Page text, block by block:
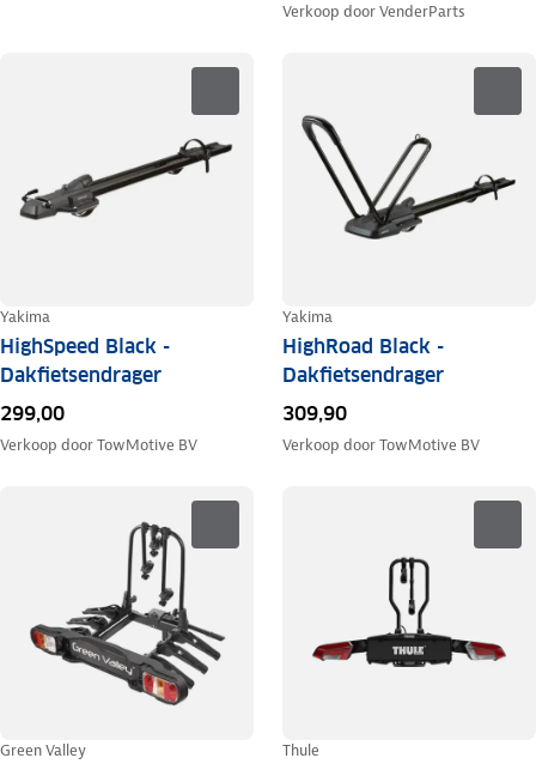
Verkoop doorVenderParts
Yakima
HighSpeed Black -
Dakfietsendrager
299,00
Verkoop doorTowMotive BV
Yakima
HighRoad Black -
Dakfietsendrager
309,90
Verkoop doorTowMotive BV
Green Valley Thule